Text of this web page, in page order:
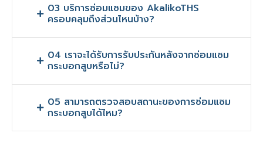
03 บริการซ่อมแซมของ AkalikoTHS
ครอบคลุมถึงส่วนไหนบ้าง?
04 เราจะได้รับการรับประกันหลังจากซ่อมแซม
กระบอกสูบหรือไม่?
05 สามารถตรวจสอบสถานะของการซ่อมแซม
กระบอกสูบได้ไหม?